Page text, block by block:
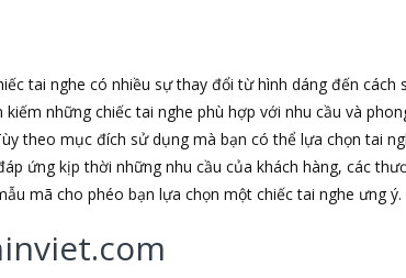
tai nghe có nhiều sự thay đổi từ hình dáng đến cách
những chiếc tai nghe phù hợp với nhu cầu và
theo mục đích sử dụng mà bạn có thể lựa chọn tai
ứng kịp thời những nhu cầu của khách hàng, các
mã cho phéo bạn lựa chọn một chiếc tai nghe ưng ý.